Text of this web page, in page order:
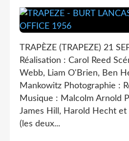
TRAPÈZE (TRAPEZE) 21
Réalisation : Carol Reed
Webb, Liam O'Brien, Ben
Mankowitz Photographie :
Musique : Malcolm Arnold
James Hill, Harold Hecht
(les deux...